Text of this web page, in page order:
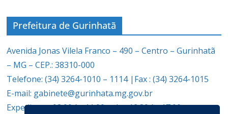
Prefeitura de Gurinhatã
Avenida Jonas Vilela Franco – 490 – Centro – Gurinhatã
– MG – CEP.: 38310-000
Telefone: (34) 3264-1010 – 1114 |Fax : (34) 3264-1015
E-mail: gabinete@gurinhata.mg.gov.br
Expediente: 08:00 às 11:00 e das 12:30 às 17:00